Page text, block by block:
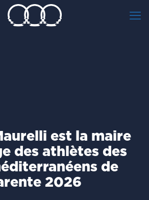
est la maire
des athlètes des
de
2026